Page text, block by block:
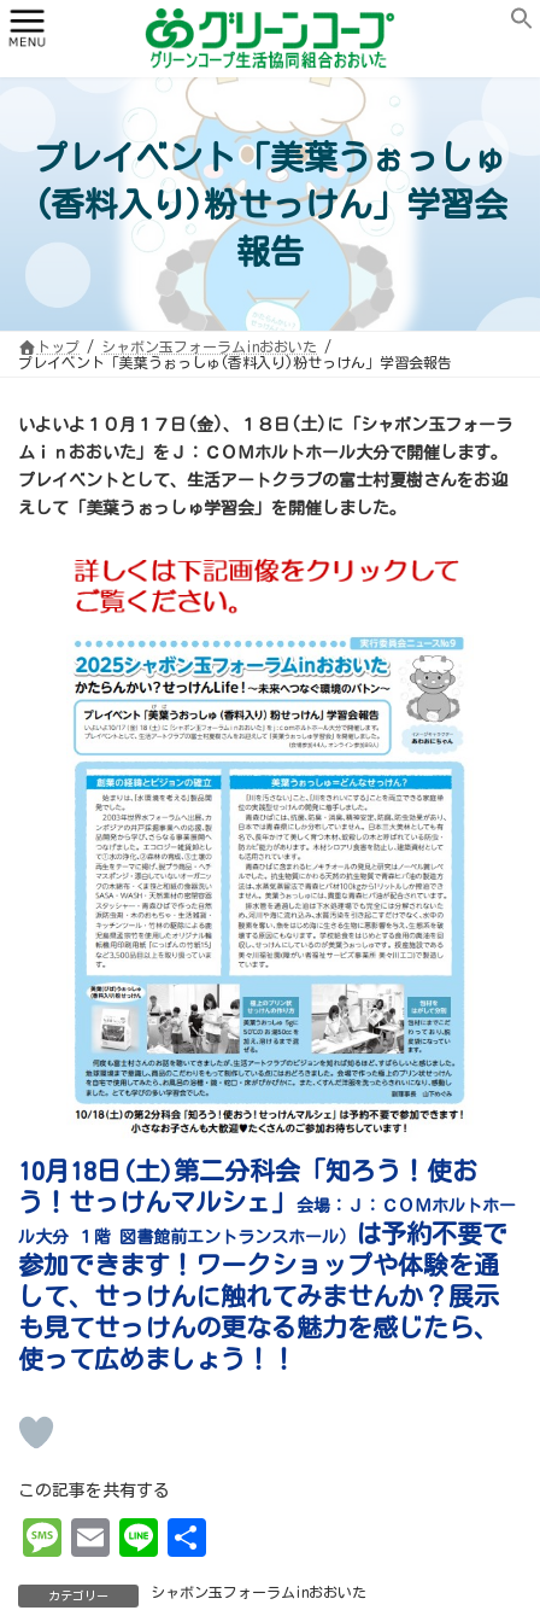
コ
ン
テ
ツ
ナ
ビ
ゲ
シ
プレイベント「美葉うぉっしゅ
(香料入り)粉せっけん」学習会
報告
トップ
シャボン玉フォーラムinおおいた
プレイベント「美葉うぉっしゅ(香料入り)粉せっけん」学習会報告
いよいよ１０月１７日(金)、１８日(土)に「シャボン玉フォーラ
ムｉｎおおいた」をＪ：ＣＯＭホルトホール大分で開催します。
プレイベントとして、生活アートクラブの富士村夏樹さんをお迎
えして「美葉うぉっしゅ学習会」を開催しました。
10月18日(土)第二分科会「知ろう！使お
う！せっけんマルシェ」
会場：Ｊ：ＣＯＭホルトホー
ル大分 １階 図書館前エントランスホール）
は予約不要で
参加できます！ワークショップや体験を通
して、せっけんに触れてみませんか？展示
も見てせっけんの更なる魅力を感じたら、
使って広めましょう！！
この記事を共有する
Me
ss
Em
ai
Li
ne
カテゴリー シャボン玉フォーラムinおおいた